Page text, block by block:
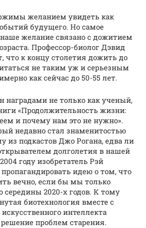
желанием увидеть как
будущего. Но самое
желание связано с дожитием
Профессор-биолог Дэвид
что к концу столетия дожить до
не таким уж и серьезным
как сейчас до 50-55 лет.
наградами не только как ученый,
«Продолжительность жизни:
и почему нам это не нужно».
недавно стал знаменитостью
из подкастов Джо Рогана, едва ли
долголетия в нашей
году изобретатель Рэй
идею о том, что
вечно, если бы мы только
середины 2020-х годов. К тому
биотехнология вместе с
интеллекта
проблем старения.